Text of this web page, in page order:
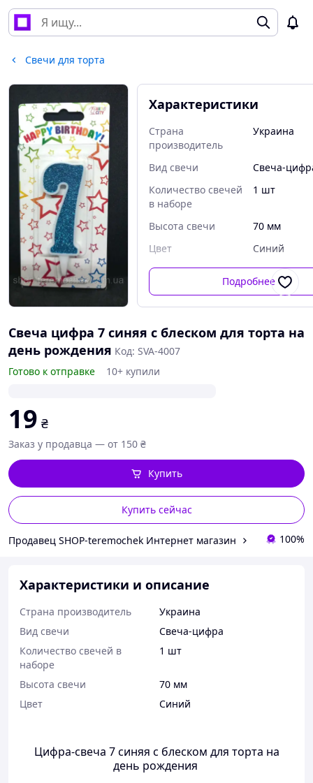
Свечи для торта
Характеристики
Страна
производитель
Украина
Вид свечи
Свеча-
Количество свечей
в наборе
1 шт
Высота свечи
70 мм
Цвет
Синий
Подробнее
Свеча цифра 7 синяя с блеском для торта на
день рождения Код: SVA-4007
Готово к отправке
10+ купили
19 ₴
Заказ у продавца — от 150 ₴
Купить сейчас
Купить
Продавец SHOP-teremochek Интернет магазин 100%
Характеристики и описание
Страна производитель
Украина
Вид свечи
Свеча-цифра
Количество свечей в
наборе
1 шт
Высота свечи
70 мм
Цвет
Синий
Цифра-свеча 7 синяя с блеском для торта на
день рождения